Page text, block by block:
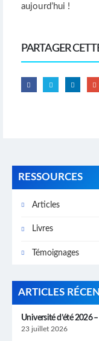
aujourd’hui !
PARTAGER
RESSOURCES
Articles
Livres
Témoignages
ARTICLES
Université d’été 2026
23 juillet 2026